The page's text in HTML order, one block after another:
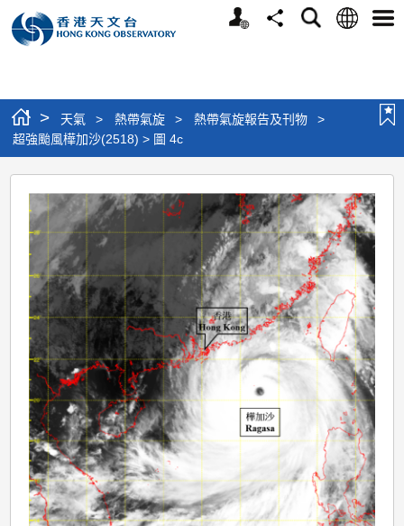
個
分
搜
語
選
> 天氣 > 熱帶氣旋 > 熱帶氣旋報告及刊物
>
超強颱風樺加沙(2518) > 圖 4c
超
強
颱
風
樺
加
沙
(2518)
圖
4c